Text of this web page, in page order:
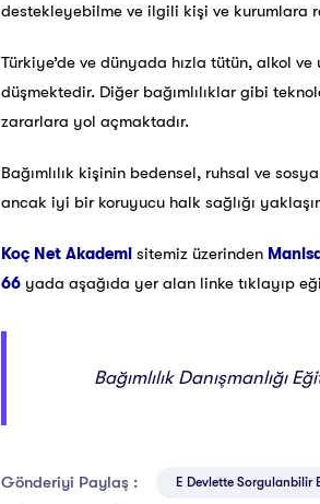
destekleyebilme ve ilgili kişi ve kurumlara
Türkiye’de ve dünyada hızla tütün, alkol
düşmektedir. Diğer bağımlılıklar gibi
zararlara yol açmaktadır.
Bağımlılık kişinin bedensel, ruhsal ve
ancak iyi bir koruyucu halk sağlığı
Koç Net Akademi sitemiz üzerinden
66 yada aşağıda yer alan linke tıklayıp
Bağımlılık Danışmanlığı
Gönderiyi Paylaş : E Devlette Sorgulanbilir